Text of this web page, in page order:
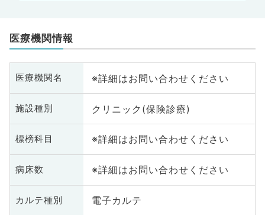
医療機関情報
医療機関名 ※詳細はお問い合わせください
施設種別 クリニック(保険診療)
標榜科目 ※詳細はお問い合わせください
病床数 ※詳細はお問い合わせください
カルテ種別 電子カルテ